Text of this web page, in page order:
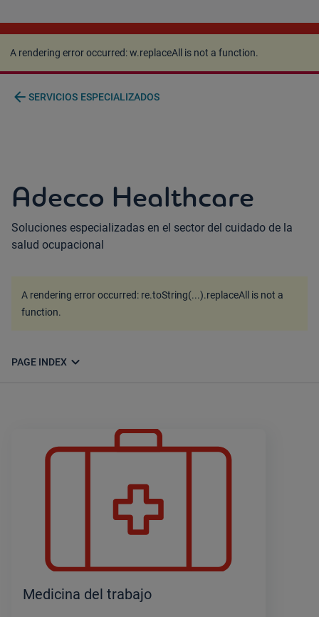
A rendering error occurred:w.replaceAll is not a
function.
A rendering error occurred:w.replaceAll is not a function.
arrow_back SERVICIOS ESPECIALIZADOS
Adecco Healthcare
Soluciones especializadas en el sector del cuidado de la
salud ocupacional
A rendering error occurred: re.toString(...).replaceAll is not a
function.
PAGE INDEX expand_more
Medicina del trabajo